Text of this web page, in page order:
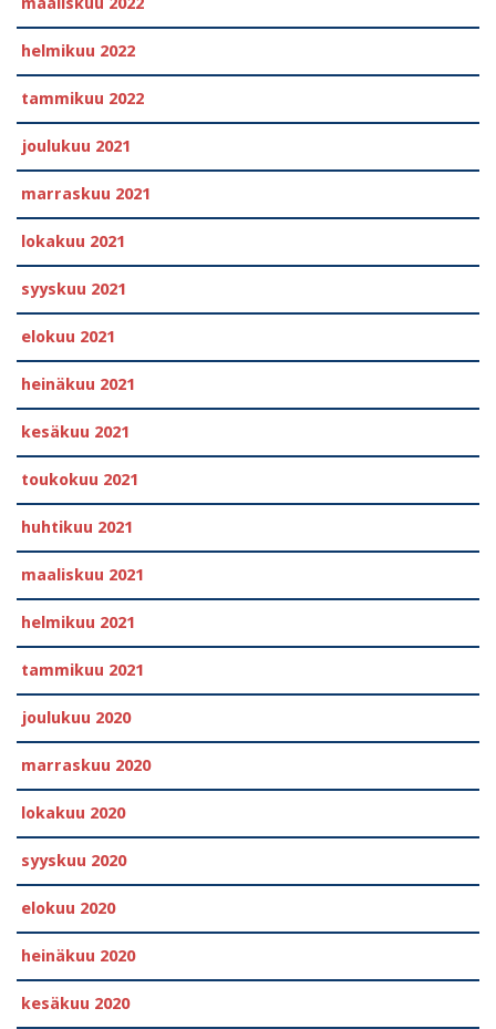
helmikuu 2022
tammikuu 2022
joulukuu 2021
marraskuu 2021
lokakuu 2021
syyskuu 2021
elokuu 2021
heinäkuu 2021
kesäkuu 2021
toukokuu 2021
huhtikuu 2021
maaliskuu 2021
helmikuu 2021
tammikuu 2021
joulukuu 2020
marraskuu 2020
lokakuu 2020
syyskuu 2020
elokuu 2020
heinäkuu 2020
kesäkuu 2020